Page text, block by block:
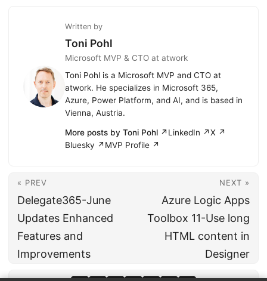
Written by
Toni Pohl
Microsoft MVP & CTO at atwork
Toni Pohl is a Microsoft MVP and CTO at
atwork. He specializes in Microsoft 365,
Azure, Power Platform, and AI, and is based in
Vienna, Austria.
More posts by Toni Pohl ↗LinkedIn ↗X ↗
Bluesky ↗ MVP Profile ↗
« PREV
Delegate365-June
Updates Enhanced
Features and
Improvements
NEXT »
Azure Logic Apps
Toolbox 11-Use long
HTML content in
Designer